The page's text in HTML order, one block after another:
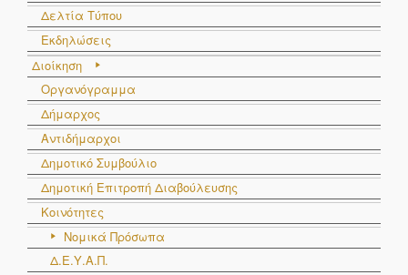
Δελτία Τύπου
Εκδηλώσεις
Διοίκηση
Οργανόγραμμα
Δήμαρχος
Αντιδήμαρχοι
Δημοτικό Συμβούλιο
Δημοτική Επιτροπή Διαβούλευσης
Κοινότητες
Νομικά Πρόσωπα
Δ.Ε.Υ.Α.Π.